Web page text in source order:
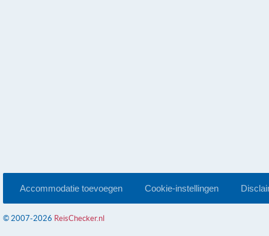
Accommodatie toevoegen Cookie-instellingen
© 2007-2026 ReisChecker.nl